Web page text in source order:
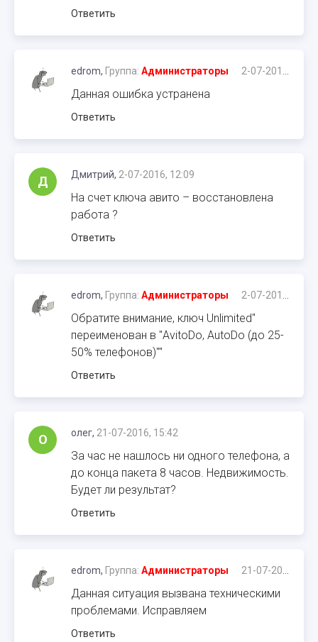
Ответить
edrom, Группа: Администраторы 2-07-2016, 12:03
Данная ошибка устранена
Ответить
Д Дмитрий, 2-07-2016, 12:09
На счет ключа авито – восстановлена
работа ?
Ответить
edrom, Группа: Администраторы 2-07-2016, 12:12
Обратите внимание, ключ Unlimited"
переименован в "AvitoDo, AutoDo (до 25-
50% телефонов)""
Ответить
О олег, 21-07-2016, 15:42
За час не нашлось ни одного телефона, а
до конца пакета 8 часов. Недвижимость.
Будет ли результат?
Ответить
edrom, Группа: Администраторы 21-07-2016, 15:43
Данная ситуация вызвана техническими
проблемами. Исправляем
Ответить